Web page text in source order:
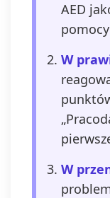
AED
W
W